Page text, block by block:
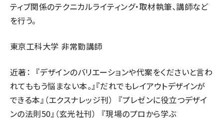
ティブ関係のテクニカルライティング・取材執筆、講師など
を行う。
東京工科大学 非常勤講師
近著： 『デザインのバリエーションや代案をくださいと言わ
れてももう悩まない本。』『だれでもレイアウトデザインが
できる本』（エクスナレッジ刊） 『プレゼンに役立つデザイ
ンの法則50』（玄光社刊） 『現場のプロから学ぶ